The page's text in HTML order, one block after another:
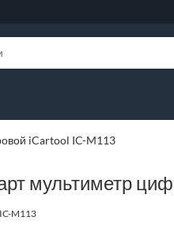
iCartool IC-M113
мультиметр
IC-M113